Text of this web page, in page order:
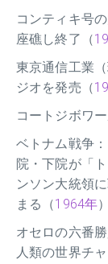
コンティキ号
座礁し終了（
東京通信工業
ジオを発売（
コートジボワ
ベトナム戦争
院・下院が「
ンソン大統領
まる（1964年）
オセロの六番
人類の世界チ